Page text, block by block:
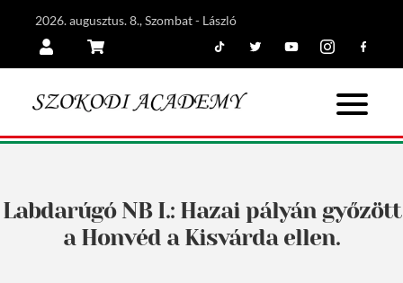
2026. augusztus. 8., Szombat - László
Labdarúgó NB I.: Hazai pályán győzött
a Honvéd a Kisvárda ellen.